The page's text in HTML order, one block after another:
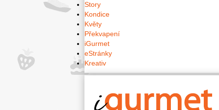
Story
Kondice
Květy
Překvapení
iGurmet
eStránky
Kreativ